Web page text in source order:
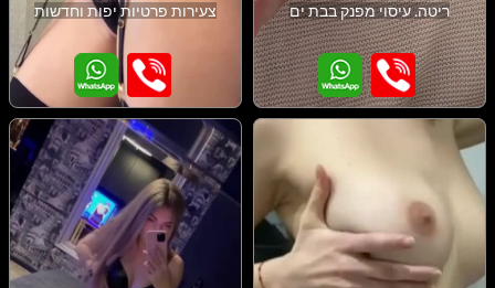
ריטה. עיסוי מפנק בבת ים צעירות פרטיות יפות וחדשות